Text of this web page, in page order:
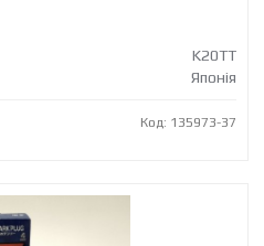
K20TT
Японія
Код: 135973-37